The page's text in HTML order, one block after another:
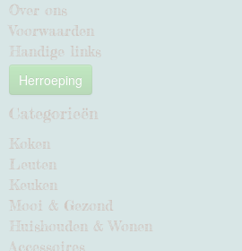
Over ons
Voorwaarden
Handige links
Herroeping
Categorieën
Koken
Leuten
Keuken
Mooi & Gezond
Huishouden & Wonen
Accessoires